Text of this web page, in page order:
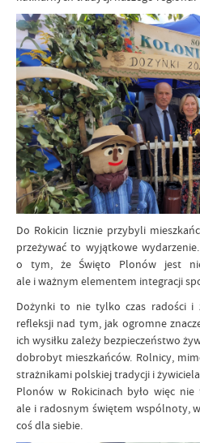
Do Rokicin licznie przybyli
przeżywać to wyjątkowe
o tym, że Święto Plonów jest
ale i ważnym elementem integracji
Dożynki to nie tylko czas radości i
refleksji nad tym, jak ogromne
ich wysiłku zależy bezpieczeństwo
dobrobyt mieszkańców. Rolnicy,
strażnikami polskiej tradycji i
Plonów w Rokicinach było więc
ale i radosnym świętem wspólnoty,
coś dla siebie.